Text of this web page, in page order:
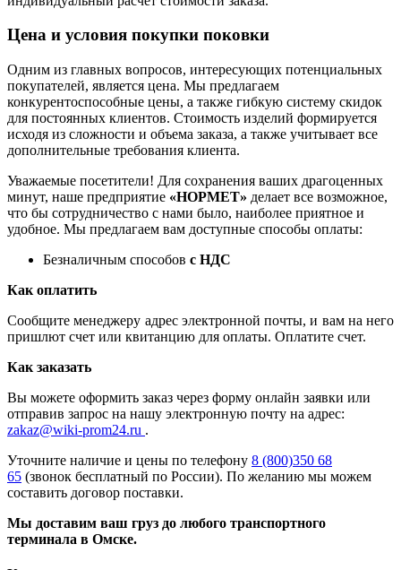
Цена и условия покупки поковки
Одним из главных вопросов, интересующих потенциальных
покупателей, является цена. Мы предлагаем
конкурентоспособные цены, а также гибкую систему скидок
для постоянных клиентов. Стоимость изделий формируется
исходя из сложности и объема заказа, а также учитывает все
дополнительные требования клиента.
Уважаемые посетители! Для сохранения ваших драгоценных
минут, наше предприятие «НОРМЕТ» делает все возможное,
что бы сотрудничество с нами было, наиболее приятное и
удобное. Мы предлагаем вам доступные способы оплаты:
Безналичным способов с НДС
Как оплатить
Сообщите менеджеру адрес электронной почты, и вам на него
пришлют счет или квитанцию для оплаты. Оплатите счет.
Как заказать
Вы можете оформить заказ через форму онлайн заявки или
отправив запрос на нашу электронную почту на адрес:
zakaz@wiki-prom24.ru .
Уточните наличие и цены по телефону 8 (800)350 68
65 (звонок бесплатный по России). По желанию мы можем
составить договор поставки.
Мы доставим ваш груз до любого транспортного
терминала в Омске.